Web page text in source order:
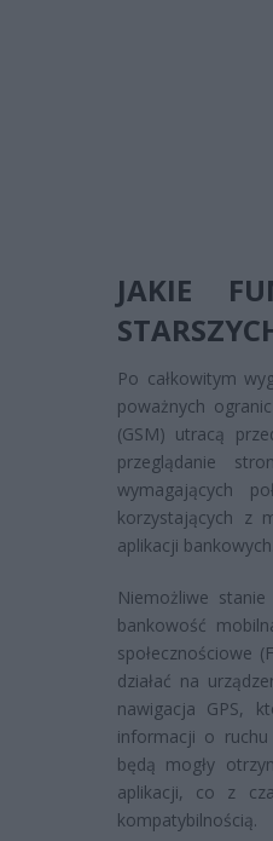
JAKIE
Po całkowitym
poważnych
(GSM) utracą
przeglądanie
wymagających
korzystających z
aplikacji
Niemożliwe
bankowość
społecznościowe
działać na
nawigacja GPS,
informacji o
będą mogły
aplikacji, co z
kompatybilnością.